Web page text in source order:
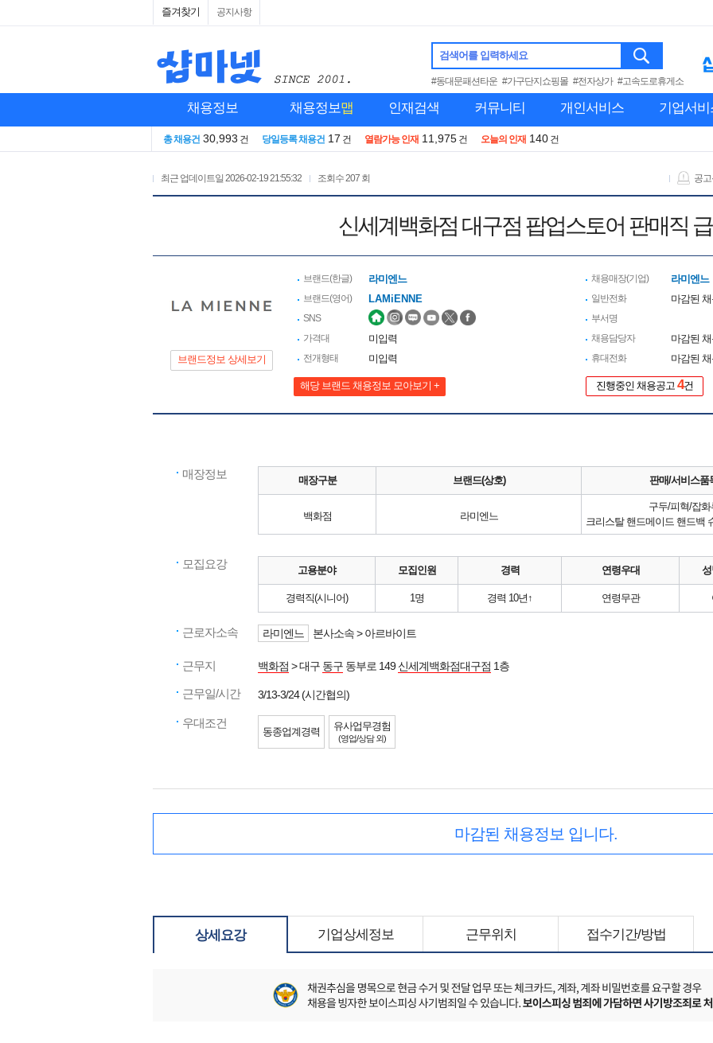
즐겨찾기 공지사항
검색어를 입력하세요
#동대문패션타운 #가구단지쇼핑몰 #전자상가 #고속도로휴게소
채용정보 채용정보맵 인재검색 커뮤니티 개인서비스 기업서비
총 채용건 30,993 건 당일등록 채용건 17 건 열람가능 인재 11,975 건 오늘의 인재 140 건
최근 업데이트일 2026-02-19 21:55:32 조회수207 회 공
신세계백화점 대구점 팝업스토어 판매직
브랜드정보 상세보기
브랜드(한글) 라미엔느
브랜드(영어) LAMiENNE
SNS
가격대
미입력
전개형태 미입력
해당 브랜드 채용정보 모아보기 +
채용매장(기업) 라미엔느
일반전화 마감된
부서명
채용담당자
마감된
휴대전화 마감된
진행중인 채용공고 4건
매장정보 매장구분 브랜드(상호) 판매/서비스품
백화점 라미엔느
구두/피혁/잡화
모집요강 고용분야 모집인원 경력 연령우대
경력직(시니어) 1명 경력 10년↑ 연령무관
근로자소속 라미엔느 본사소속 > 아르바이트
근무지 백화점 > 대구 동구 동부로 149신세계백화점대구점 1층
근무일/시간 3/13-3/24 (시간협의)
우대조건
동종업계경력 유사업무경험
(영업/상담 외)
마감된 채용정보 입니다.
상세요강 기업상세정보 근무위치 접수기간/방법